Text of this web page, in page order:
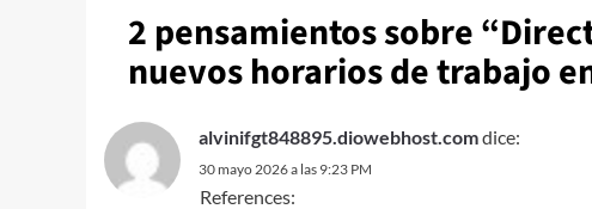
2 pensamientos sobre “
nuevos horarios de trabajo
alvinifgt848895.diowebhost.comdice:
30 mayo 2026 a las 9:23 PM
References: